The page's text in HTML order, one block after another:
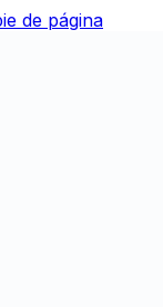
de página